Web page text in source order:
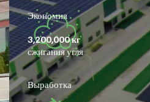
Экономия
3,200,000 кг
сжигания угля
Выработка